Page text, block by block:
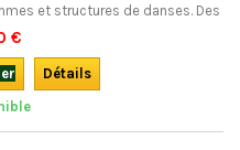
et structures de danses. Des
sujets d’actualité comme de
la vie en mouvement !
€
Détails